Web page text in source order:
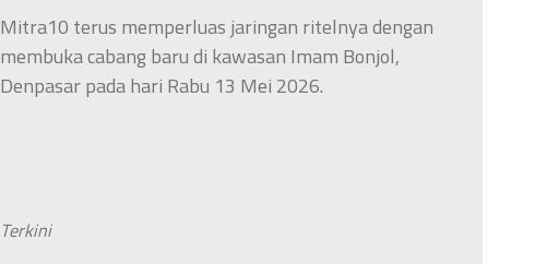
Mitra10 terus memperluas jaringan ritelnya dengan
membuka cabang baru di kawasan Imam Bonjol,
Denpasar pada hari Rabu 13 Mei 2026.
Terkini